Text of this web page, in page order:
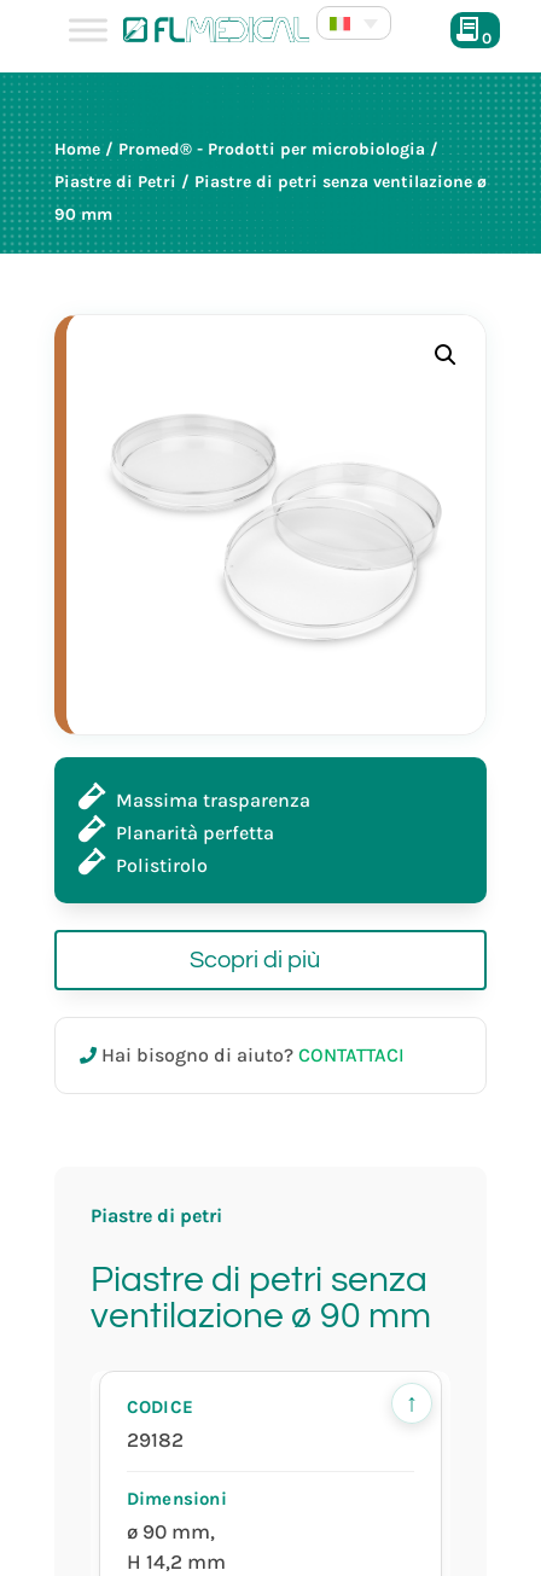
0
Home/ Promed® - Prodotti per microbiologia/
Piastre di Petri / Piastre di petri senza ventilazione ø
90 mm
Massima trasparenza
Planarità perfetta
Polistirolo
Scopri di più
Hai bisogno di aiuto? CONTATTACI
Piastre di petri
Piastre di petri senza
ventilazione ø 90 mm
ø 90 mm,
H 14,2 mm
ISO 6
confezione da 20 pezzi
29182
ø 90 mm,
H 14,2 mm
↑